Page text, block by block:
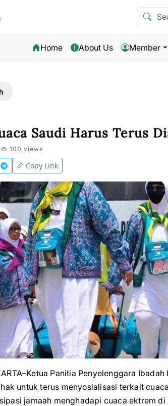
Search
Home About Us Member
Saudi Harus Terus
100 views
Copy Link
Panitia Penyelenggara
untuk terus menyosialisasi terkait
jamaah menghadapi cuaca ektrem di